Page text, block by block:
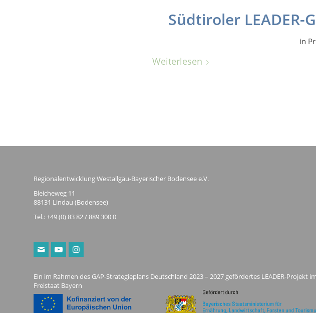
Südtiroler
in
Weiterlesen
Regionalentwicklung Westallgäu-Bayerischer Bodensee e.V.
Bleicheweg 11
88131 Lindau (Bodensee)
Tel.: +49 (0) 83 82 / 889 300 0
Ein im Rahmen des GAP-Strategieplans Deutschland 2023 – 2027 gefördertes LEADER-Projekt im
Freistaat Bayern